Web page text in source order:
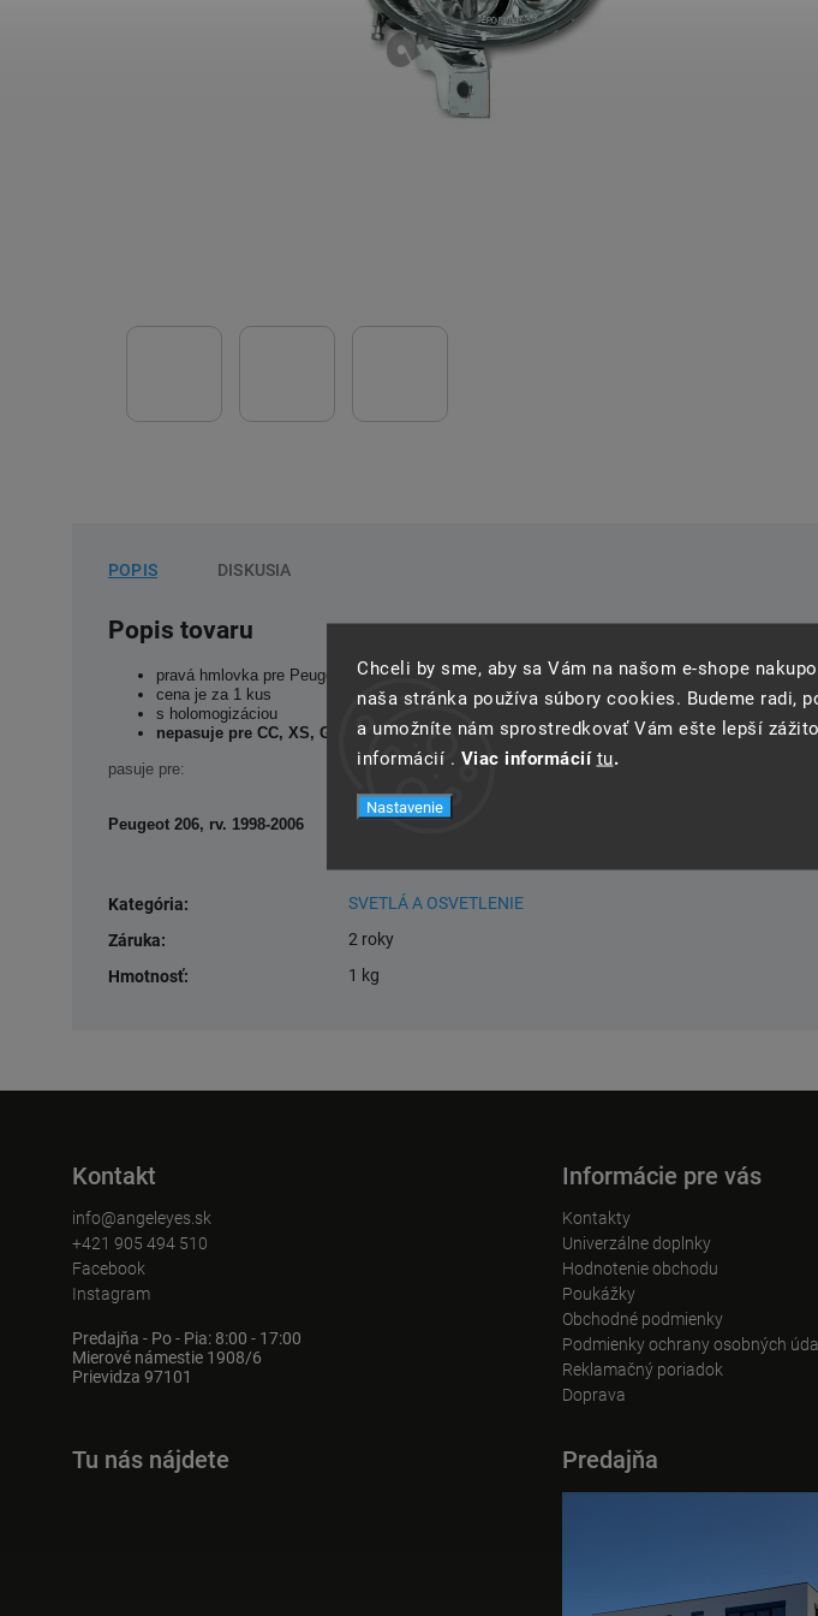
Chceli by sme, aby sa Vám na našom e-shope
naša stránka používa súbory cookies. Budeme radi,
a umožníte nám sprostredkovať Vám ešte lepší
informácií . Viac informácií tu.
Nastavenie
POPIS DISKUSIA
Popis tovaru
pravá hmlovka pre Peugeot 206
cena je za 1 kus
s holomogizáciou
nepasuje pre CC, XS, GTI, S16
pasuje pre:
Peugeot 206, rv. 1998-2006
Kategória:
SVETLÁ A OSVETLENIE
Záruka:
2 roky
Hmotnosť: 1 kg
Kontakt
info@angeleyes.sk
+421 905 494 510
Facebook
Instagram
Predajňa - Po - Pia: 8:00 - 17:00
Mierové námestie 1908/6
Prievidza 97101
Informácie pre vás
Kontakty
Univerzálne doplnky
Hodnotenie obchodu
Poukážky
Obchodné podmienky
Podmienky ochrany osobných
Reklamačný poriadok
Doprava
Tu nás nájdete Predajňa